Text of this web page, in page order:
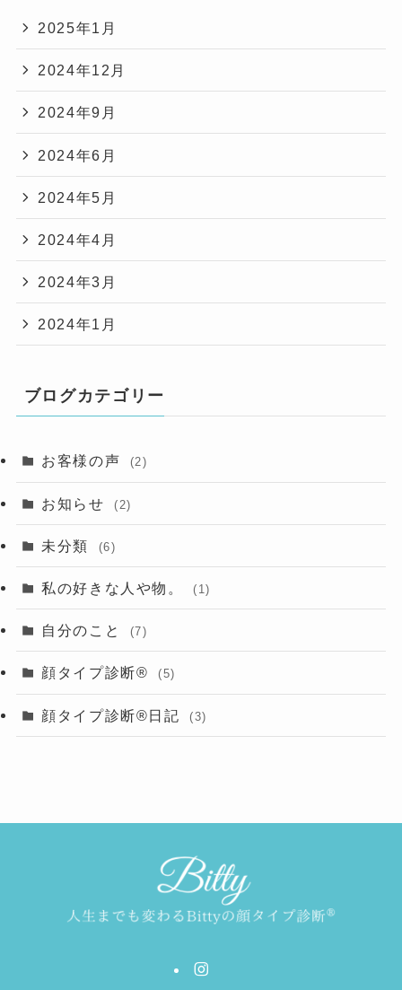
2025年1月
2024年12月
2024年9月
2024年6月
2024年5月
2024年4月
2024年3月
2024年1月
ブログカテゴリー
お客様の声 (2)
お知らせ (2)
未分類 (6)
私の好きな人や物。 (1)
自分のこと (7)
顔タイプ診断®︎ (5)
顔タイプ診断®︎日記 (3)